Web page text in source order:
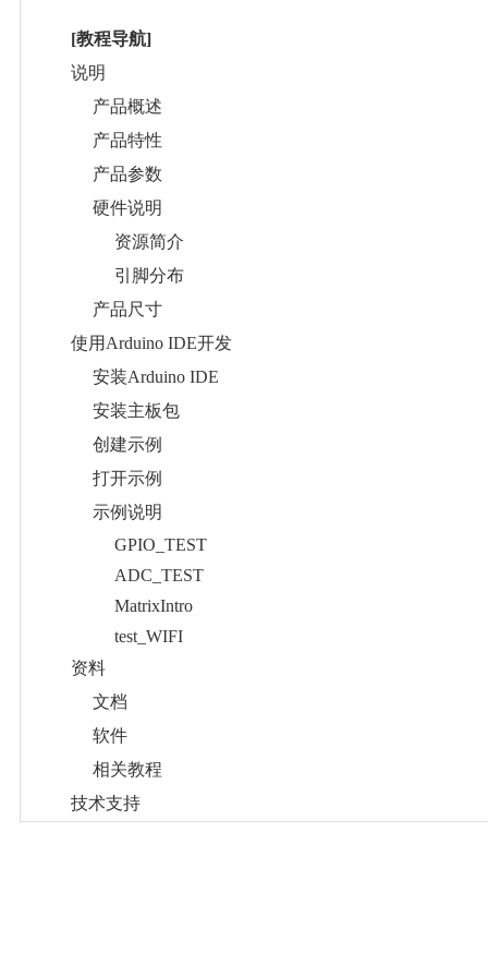
[教程导航]
说明
产品概述
产品特性
产品参数
硬件说明
资源简介
引脚分布
产品尺寸
使用Arduino IDE开发
安装Arduino IDE
安装主板包
创建示例
打开示例
示例说明
GPIO_TEST
ADC_TEST
MatrixIntro
test_WIFI
资料
文档
软件
相关教程
技术支持